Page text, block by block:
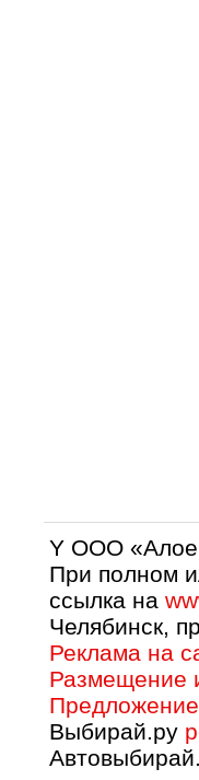
Y OOO
При полном
ссылка на
Челябинск,
Реклама на
Размещение
Предложение
Выбирай.ру